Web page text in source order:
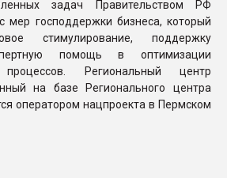
задач Правительством РФ
мер господдержки бизнеса, который
стимулирование, поддержку
помощь в оптимизации
процессов. Региональный центр
на базе Регионального центра
оператором нацпроекта в Пермском